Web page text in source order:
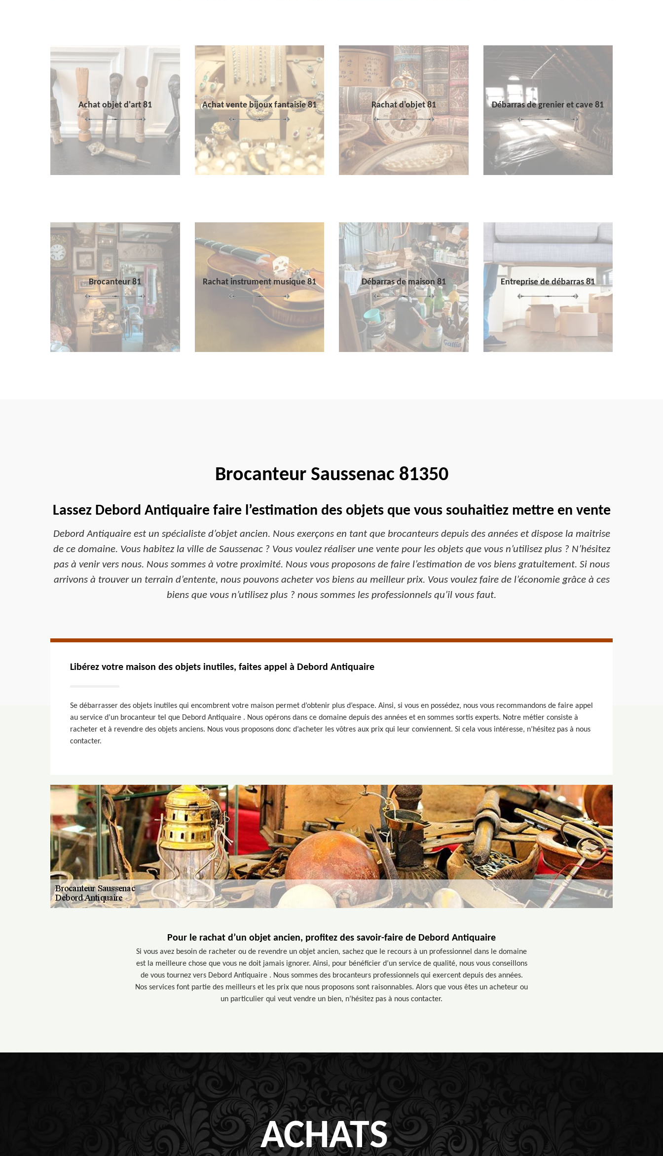
Achat objet d'art 81 Achat vente bijoux fantaisie 81 Rachat d'objet 81 Débarras de grenier et cave 81
Brocanteur 81 Rachat instrument musique 81 Débarras de maison 81 Entreprise de débarras 81
Brocanteur Saussenac 81350
Lassez Debord Antiquaire faire l’estimation des objets que vous souhaitiez mettre en vente
Debord Antiquaire est un spécialiste d’objet ancien. Nous exerçons en tant que brocanteurs depuis des années et dispose la maitrise
de ce domaine. Vous habitez la ville de Saussenac ? Vous voulez réaliser une vente pour les objets que vous n’utilisez plus ? N’hésitez
pas à venir vers nous. Nous sommes à votre proximité. Nous vous proposons de faire l’estimation de vos biens gratuitement. Si nous
arrivons à trouver un terrain d’entente, nous pouvons acheter vos biens au meilleur prix. Vous voulez faire de l’économie grâce à ces
biens que vous n’utilisez plus ? nous sommes les professionnels qu’il vous faut.
Libérez votre maison des objets inutiles, faites appel à Debord Antiquaire
Se débarrasser des objets inutiles qui encombrent votre maison permet d’obtenir plus d’espace. Ainsi, si vous en possédez, nous vous recommandons de faire appel
au service d’un brocanteur tel que Debord Antiquaire . Nous opérons dans ce domaine depuis des années et en sommes sortis experts. Notre métier consiste à
racheter et à revendre des objets anciens. Nous vous proposons donc d’acheter les vôtres aux prix qui leur conviennent. Si cela vous intéresse, n’hésitez pas à nous
contacter.
Pour le rachat d’un objet ancien, profitez des savoir-faire de Debord Antiquaire
Si vous avez besoin de racheter ou de revendre un objet ancien, sachez que le recours à un professionnel dans le domaine
est la meilleure chose que vous ne doit jamais ignorer. Ainsi, pour bénéficier d’un service de qualité, nous vous conseillons
de vous tournez vers Debord Antiquaire . Nous sommes des brocanteurs professionnels qui exercent depuis des années.
Nos services font partie des meilleurs et les prix que nous proposons sont raisonnables. Alors que vous êtes un acheteur ou
un particulier qui veut vendre un bien, n’hésitez pas à nous contacter.
ACHATS